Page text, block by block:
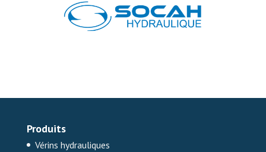
Produits
Vérins hydrauliques